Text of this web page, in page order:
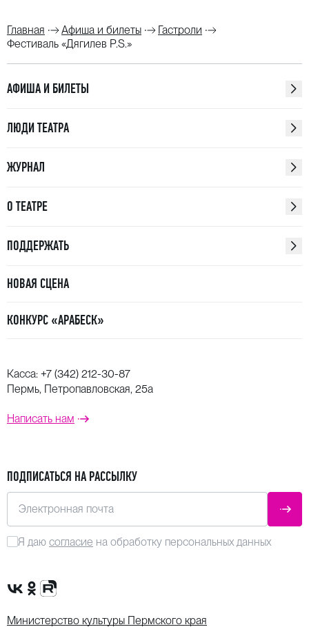
Главная Афиша и билеты
Гастроли
Фестиваль «Дягилев P.S.»
АФИША И БИЛЕТЫ
ЛЮДИ ТЕАТРА
ЖУРНАЛ
О ТЕАТРЕ
ПОДДЕРЖАТЬ
НОВАЯ СЦЕНА
КОНКУРС «АРАБЕСК»
Касса: +7 (342) 212-30-87
Пермь, Петропавловская, 25а
Написать нам
ПОДПИСАТЬСЯ НА РАССЫЛКУ
Электронная почта
Я даю согласие на обработку персональных данных
Сообщество VK
Группа в одноклассниках
Канал Rutube
Министерство культуры Пермского края